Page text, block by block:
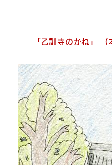
「乙訓寺のかね」 （